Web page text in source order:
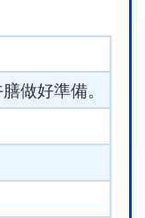
做好準備。